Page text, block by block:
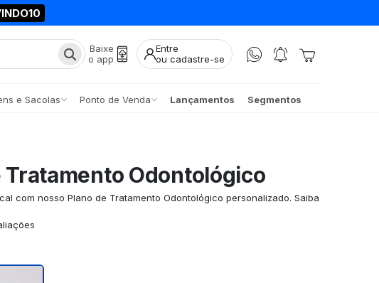
Baixe
o app
Entre
ou cadastre-se
e Sacolas Ponto de Venda Lançamentos Segmentos
Tratamento Odontológico
com nosso Plano de Tratamento Odontológico personalizado. Saiba